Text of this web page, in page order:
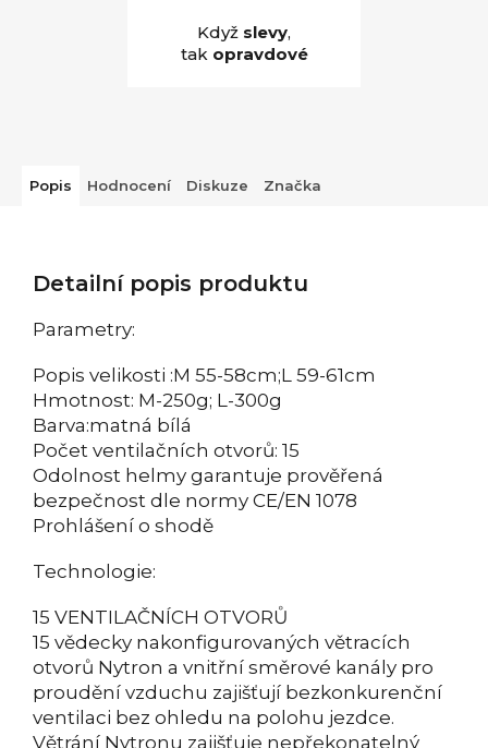
Když slevy,
tak opravdové
Popis Hodnocení Diskuze Značka
Detailní popis produktu
Parametry:
Popis velikosti :M 55-58cm;L 59-61cm
Hmotnost: M-250g; L-300g
Barva:matná bílá
Počet ventilačních otvorů: 15
Odolnost helmy garantuje prověřená
bezpečnost dle normy CE/EN 1078
Prohlášení o shodě
Technologie:
15 VENTILAČNÍCH OTVORŮ
15 vědecky nakonfigurovaných větracích
otvorů Nytron a vnitřní směrové kanály pro
proudění vzduchu zajišťují bezkonkurenční
ventilaci bez ohledu na polohu jezdce.
Větrání Nytronu zajišťuje nepřekonatelný